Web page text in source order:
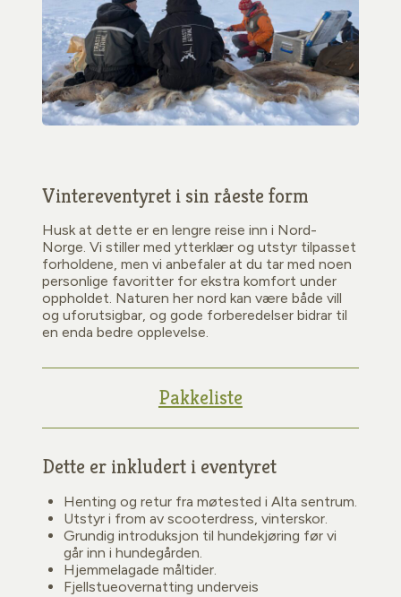
Vintereventyret i sin råeste form
Husk at dette er en lengre reise inn i Nord-
Norge. Vi stiller med ytterklær og utstyr tilpasset
forholdene, men vi anbefaler at du tar med noen
personlige favoritter for ekstra komfort under
oppholdet. Naturen her nord kan være både vill
og uforutsigbar, og gode forberedelser bidrar til
en enda bedre opplevelse.
Pakkeliste
Dette er inkludert i eventyret
Henting og retur fra møtested i Alta sentrum.
Utstyr i from av scooterdress, vinterskor.
Grundig introduksjon til hundekjøring før vi
går inn i hundegården.
Hjemmelagade måltider.
Fjellstueovernatting underveis